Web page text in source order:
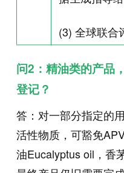
(3) 全球联合
问2：精油类的产品
登记？
答：对一部分指定的
活性物质，可豁免
油Eucalyptus oil，香